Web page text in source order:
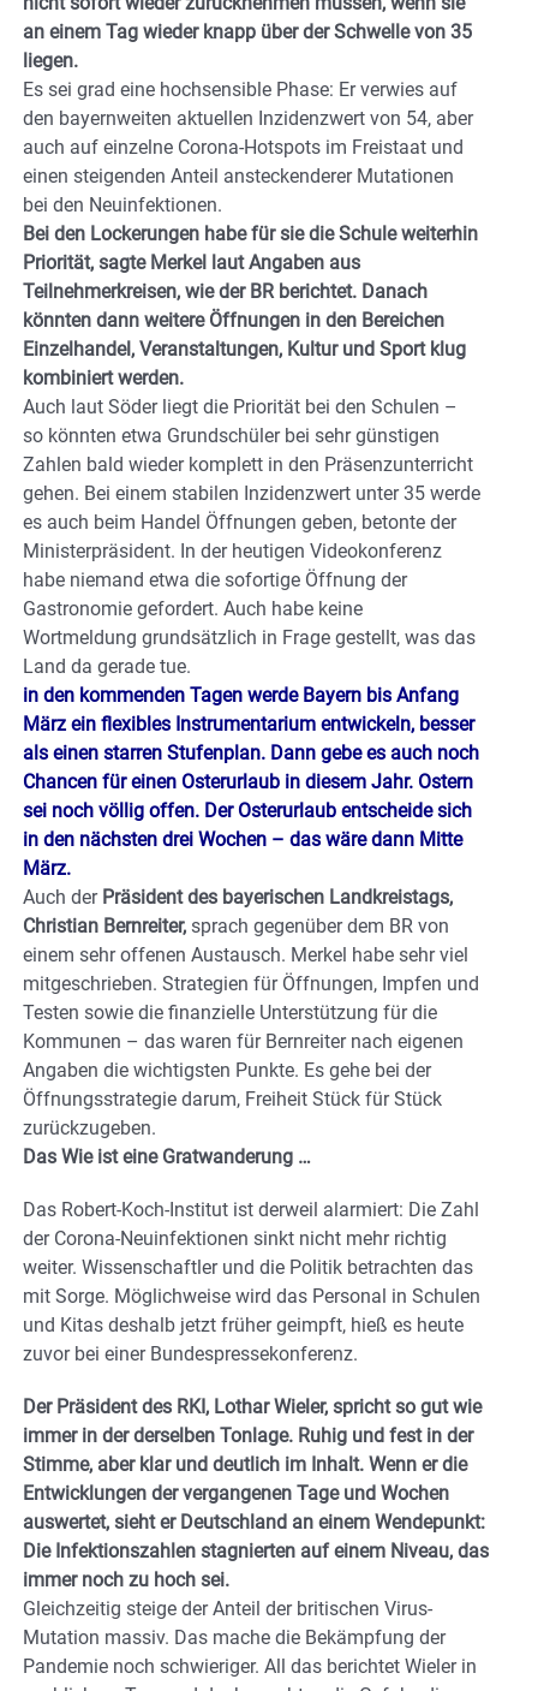
an einem Tag wieder knapp über der Schwelle von 35
liegen.
Es sei grad eine hochsensible Phase: Er verwies auf
den bayernweiten aktuellen Inzidenzwert von 54, aber
auch auf einzelne Corona-Hotspots im Freistaat und
einen steigenden Anteil ansteckenderer Mutationen
bei den Neuinfektionen.
Bei den Lockerungen habe für sie die Schule weiterhin
Priorität, sagte Merkel laut Angaben aus
Teilnehmerkreisen, wie der BR berichtet. Danach
könnten dann weitere Öffnungen in den Bereichen
Einzelhandel, Veranstaltungen, Kultur und Sport klug
kombiniert werden.
Auch laut Söder liegt die Priorität bei den Schulen –
so könnten etwa Grundschüler bei sehr günstigen
Zahlen bald wieder komplett in den Präsenzunterricht
gehen. Bei einem stabilen Inzidenzwert unter 35 werde
es auch beim Handel Öffnungen geben, betonte der
Ministerpräsident. In der heutigen Videokonferenz
habe niemand etwa die sofortige Öffnung der
Gastronomie gefordert. Auch habe keine
Wortmeldung grundsätzlich in Frage gestellt, was das
Land da gerade tue.
in den kommenden Tagen werde Bayern bis Anfang
März ein flexibles Instrumentarium entwickeln, besser
als einen starren Stufenplan. Dann gebe es auch noch
Chancen für einen Osterurlaub in diesem Jahr. Ostern
sei noch völlig offen. Der Osterurlaub entscheide sich
in den nächsten drei Wochen – das wäre dann Mitte
März.
Auch der Präsident des bayerischen Landkreistags,
Christian Bernreiter, sprach gegenüber dem BR von
einem sehr offenen Austausch. Merkel habe sehr viel
mitgeschrieben. Strategien für Öffnungen, Impfen und
Testen sowie die finanzielle Unterstützung für die
Kommunen – das waren für Bernreiter nach eigenen
Angaben die wichtigsten Punkte. Es gehe bei der
Öffnungsstrategie darum, Freiheit Stück für Stück
zurückzugeben.
Das Wie ist eine Gratwanderung …
Das Robert-Koch-Institut ist derweil alarmiert: Die Zahl
der Corona-Neuinfektionen sinkt nicht mehr richtig
weiter. Wissenschaftler und die Politik betrachten das
mit Sorge. Möglichweise wird das Personal in Schulen
und Kitas deshalb jetzt früher geimpft, hieß es heute
zuvor bei einer Bundespressekonferenz.
Der Präsident des RKI, Lothar Wieler, spricht so gut wie
immer in der derselben Tonlage. Ruhig und fest in der
Stimme, aber klar und deutlich im Inhalt. Wenn er die
Entwicklungen der vergangenen Tage und Wochen
auswertet, sieht er Deutschland an einem Wendepunkt:
Die Infektionszahlen stagnierten auf einem Niveau, das
immer noch zu hoch sei.
Gleichzeitig steige der Anteil der britischen Virus-
Mutation massiv. Das mache die Bekämpfung der
Pandemie noch schwieriger. All das berichtet Wieler in